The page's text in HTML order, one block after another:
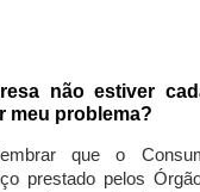
não estiver
meu problema?
que o
prestado pelos